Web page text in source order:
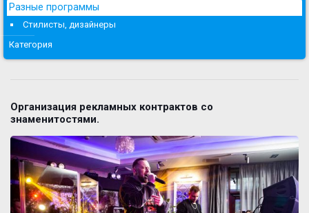
Разные программы
Стилисты, дизайнеры
Категория
Организация рекламных контрактов со
знаменитостями.